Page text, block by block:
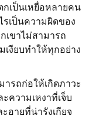
เป็นเหยื่อหลายคน
รเป็นความผิดของ
เขาไม่สามารถ
งียบทำให้ทุกอย่าง
รถก่อให้เกิดภาวะ
ความเหงาที่เจ็บ
อายที่น่ารังเกียจ